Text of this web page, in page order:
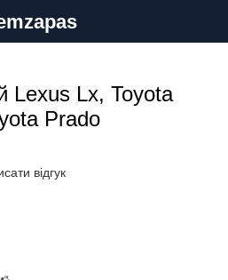
Lexus Lx, Toyota
Prado
відгук